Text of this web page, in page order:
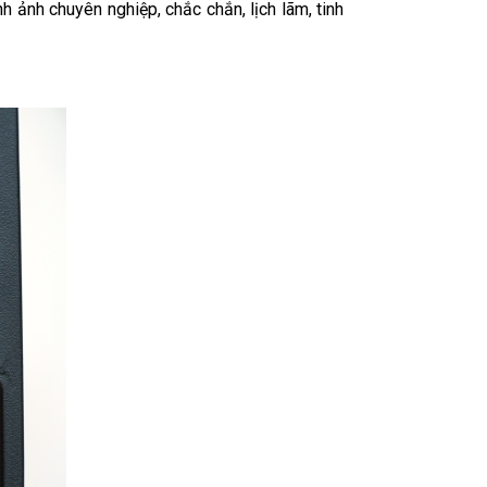
chuyên nghiệp, chắc chắn, lịch lãm, tinh